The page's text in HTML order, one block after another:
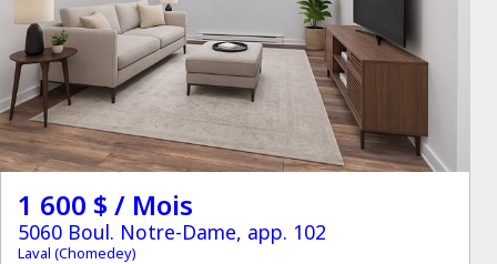
1 600 $ / Mois
5060 Boul. Notre-Dame, app. 102
Laval (Chomedey)